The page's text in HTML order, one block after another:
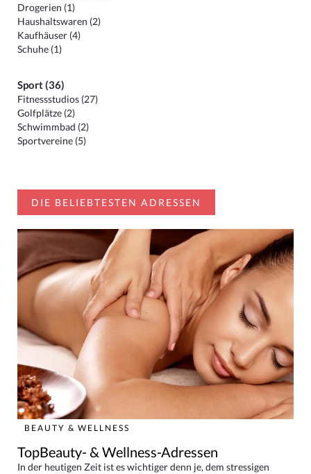
Drogerien (1)
Haushaltswaren (2)
Kaufhäuser (4)
Schuhe (1)
Sport (36)
Fitnessstudios (27)
Golfplätze (2)
Schwimmbad (2)
Sportvereine (5)
DIE BELIEBTESTEN ADRESSEN
BEAUTY & WELLNESS
TopBeauty- & Wellness-Adressen
In der heutigen Zeit ist es wichtiger denn je, dem stressigen